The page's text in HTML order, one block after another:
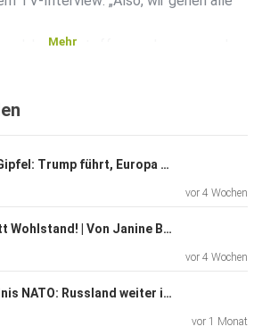
Jahr Impfstoffe zugelassen werden.
Erpressungsdruck dazu
über deren Wirkungsweise
Mehr
Der NATO-Gipfel: Trump führt, Europa folgt | Von Rainer Rupp
vor 4 Wochen
Waffen statt Wohlstand! | Von Janine Beicht
vor 4 Wochen
Kriegsbündnis NATO: Russland weiter im Visier | Von Tilo Gräser
vor 1 Monat